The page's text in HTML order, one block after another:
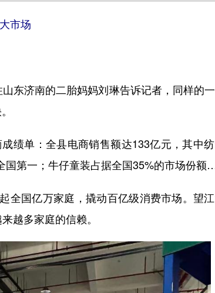
市场
东济南的二胎妈妈刘琳告诉记者，同样的
单：全县电商销售额达133亿元，其中纺
国第一；牛仔童装占据全国35%的市场份额
国亿万家庭，撬动百亿级消费市场。望
越多家庭的信赖。